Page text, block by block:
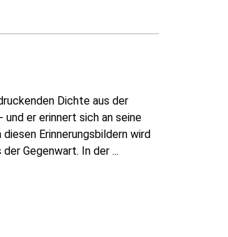
Dichte aus der
er erinnert sich an seine
Erinnerungsbildern wird
Gegenwart. In der ...